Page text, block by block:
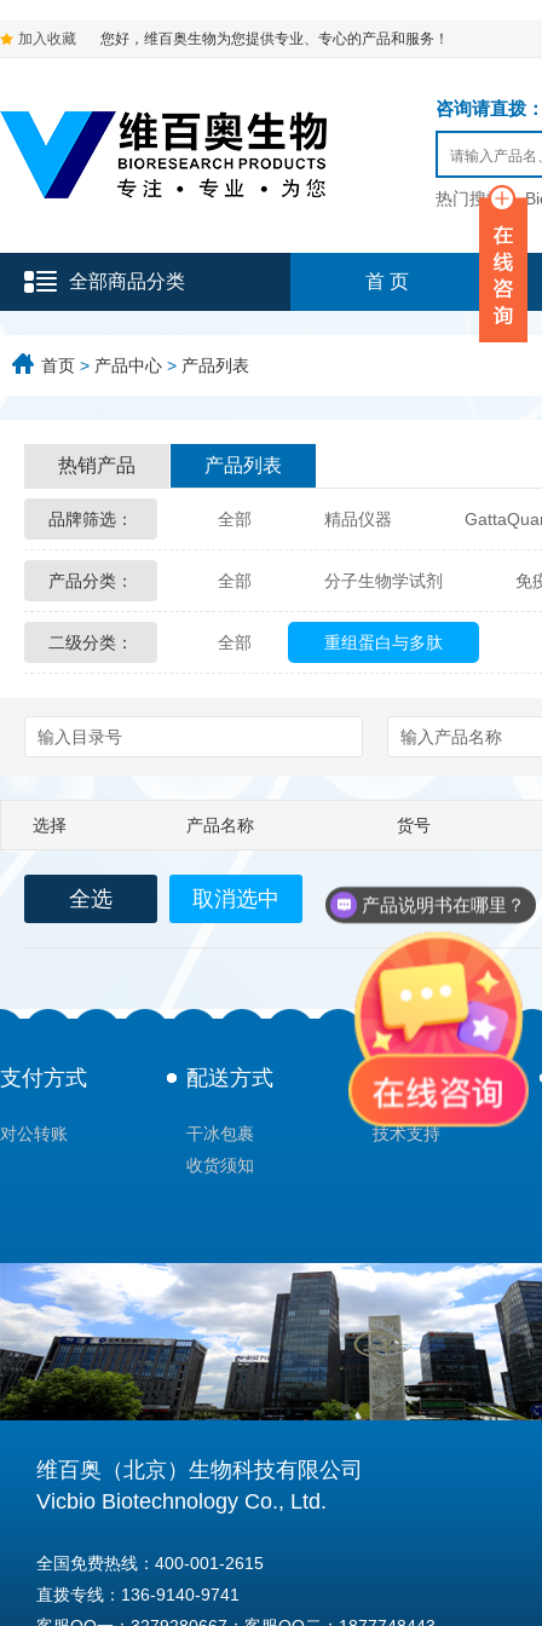
加入收藏 您好，维百奥生物为您提供专业、专心的产品和服务！
咨询请直拨
热门搜索：
全部商品分类 首 页
首页 > 产品中心 > 产品列表
热销产品 产品列表
品牌筛选： 全部 精品仪器
Glycon Biochem Sterlitech
Echelon Biosciences
Biotez Berlin Diametra
Berry & Associates Zedira
LGC Maine Standards Biolife
Abbexa AbD Serotec
产品分类： 全部 分子生物学试剂 免
化学及生物化学试剂
二级分类： 全部 重组蛋白与多肽
选择 产品名称 货号
全选 取消选中
支付方式
对公转账
配送方式
干冰包裹
收货须知
售后服务
技术支持
维百奥（北京）生物科技有限公司
Vicbio Biotechnology Co., Ltd.
全国免费热线：400-001-2615
直拨专线：136-9140-9741
产品说明书在哪里？